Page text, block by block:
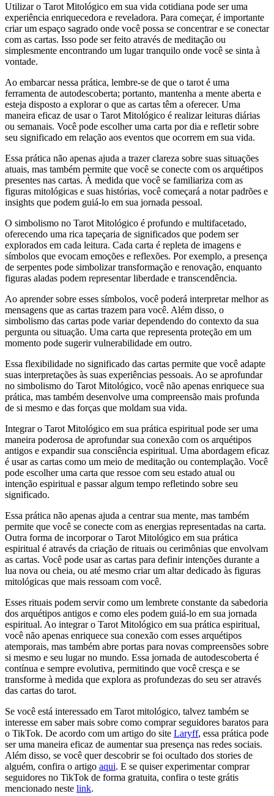
Utilizar o Tarot Mitológico em sua vida cotidiana pode ser uma
experiência enriquecedora e reveladora. Para começar, é importante
criar um espaço sagrado onde você possa se concentrar e se conectar
com as cartas. Isso pode ser feito através de meditação ou
simplesmente encontrando um lugar tranquilo onde você se sinta à
vontade.
Ao embarcar nessa prática, lembre-se de que o tarot é uma
ferramenta de autodescoberta; portanto, mantenha a mente aberta e
esteja disposto a explorar o que as cartas têm a oferecer. Uma
maneira eficaz de usar o Tarot Mitológico é realizar leituras diárias
ou semanais. Você pode escolher uma carta por dia e refletir sobre
seu significado em relação aos eventos que ocorrem em sua vida.
Essa prática não apenas ajuda a trazer clareza sobre suas situações
atuais, mas também permite que você se conecte com os arquétipos
presentes nas cartas. À medida que você se familiariza com as
figuras mitológicas e suas histórias, você começará a notar padrões e
insights que podem guiá-lo em sua jornada pessoal.
O simbolismo no Tarot Mitológico é profundo e multifacetado,
oferecendo uma rica tapeçaria de significados que podem ser
explorados em cada leitura. Cada carta é repleta de imagens e
símbolos que evocam emoções e reflexões. Por exemplo, a presença
de serpentes pode simbolizar transformação e renovação, enquanto
figuras aladas podem representar liberdade e transcendência.
Ao aprender sobre esses símbolos, você poderá interpretar melhor as
mensagens que as cartas trazem para você. Além disso, o
simbolismo das cartas pode variar dependendo do contexto da sua
pergunta ou situação. Uma carta que representa proteção em um
momento pode sugerir vulnerabilidade em outro.
Essa flexibilidade no significado das cartas permite que você adapte
suas interpretações às suas experiências pessoais. Ao se aprofundar
no simbolismo do Tarot Mitológico, você não apenas enriquece sua
prática, mas também desenvolve uma compreensão mais profunda
de si mesmo e das forças que moldam sua vida.
Integrar o Tarot Mitológico em sua prática espiritual pode ser uma
maneira poderosa de aprofundar sua conexão com os arquétipos
antigos e expandir sua consciência espiritual. Uma abordagem eficaz
é usar as cartas como um meio de meditação ou contemplação. Você
pode escolher uma carta que ressoe com seu estado atual ou
intenção espiritual e passar algum tempo refletindo sobre seu
significado.
Essa prática não apenas ajuda a centrar sua mente, mas também
permite que você se conecte com as energias representadas na carta.
Outra forma de incorporar o Tarot Mitológico em sua prática
espiritual é através da criação de rituais ou cerimônias que envolvam
as cartas. Você pode usar as cartas para definir intenções durante a
lua nova ou cheia, ou até mesmo criar um altar dedicado às figuras
mitológicas que mais ressoam com você.
Esses rituais podem servir como um lembrete constante da sabedoria
dos arquétipos antigos e como eles podem guiá-lo em sua jornada
espiritual. Ao integrar o Tarot Mitológico em sua prática espiritual,
você não apenas enriquece sua conexão com esses arquétipos
atemporais, mas também abre portas para novas compreensões sobre
si mesmo e seu lugar no mundo. Essa jornada de autodescoberta é
contínua e sempre evolutiva, permitindo que você cresça e se
transforme à medida que explora as profundezas do seu ser através
das cartas do tarot.
Se você está interessado em Tarot mitológico, talvez também se
interesse em saber mais sobre como comprar seguidores baratos para
o TikTok. De acordo com um artigo do site Laryff, essa prática pode
ser uma maneira eficaz de aumentar sua presença nas redes sociais.
Além disso, se você quer descobrir se foi ocultado dos stories de
alguém, confira o artigo aqui. E se quiser experimentar comprar
seguidores no TikTok de forma gratuita, confira o teste grátis
mencionado neste link.